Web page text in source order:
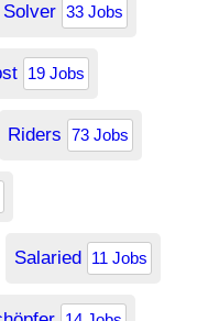
33 Jobs
19 Jobs
Riders 73 Jobs
Salaried 11 Jobs